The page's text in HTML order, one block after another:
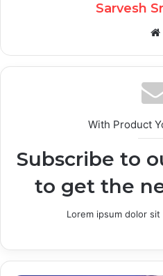
Sarvesh
With Product
Subscribe to
to get the
Lorem ipsum dolor